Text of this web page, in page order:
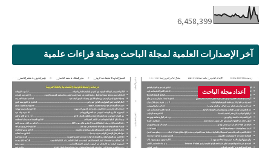
6,458,399
آخر الإصدارات العلمية لمجلة الباحث ومجلة قراءات علمية
أعداد مجلة الباحث